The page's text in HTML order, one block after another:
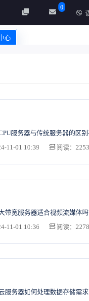
0
心
服务器与传统服务器的区别
11-01 10:39
阅读：2253
带宽服务器适合视频流媒体吗
11-01 10:36
阅读：2278
服务器如何处理数据存储需求